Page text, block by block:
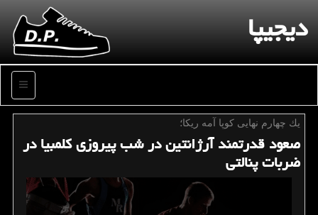
دیجیپا
منو
یك چهارم نهایی كوپا آمه ریكا؛
صعود قدرتمند آرژانتین در شب پیروزی كلمبیا در
ضربات پنالتی